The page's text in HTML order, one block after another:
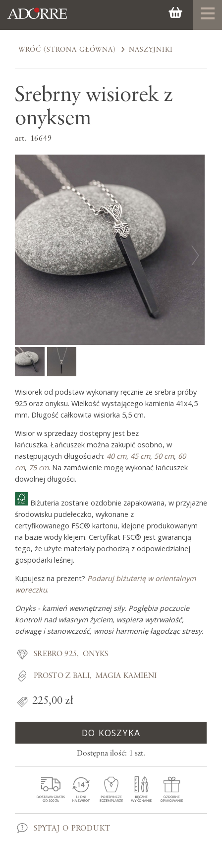
WRÓĆ (STRONA GŁÓWNA) NASZYJNIKI
Srebrny wisiorek z
onyksem
art. 16649
Wisiorek od podstaw wykonany ręcznie ze srebra próby
925 oraz onyksu. Wielkość wystającego kamienia 41x4,5
mm. Długość całkowita wisiorka 5,5 cm.
Wisior w sprzedaży dostępny jest bez
łańcuszka. Łańcuszek można zakupić osobno, w
następujących długościach: 40 cm, 45 cm, 50 cm, 60
cm, 75 cm. Na zamówienie mogę wykonać łańcuszek
dowolnej długości.
Biżuteria zostanie ozdobnie zapakowana, w przyjazne
środowisku pudełeczko, wykonane z
certyfikowanego FSC® kartonu, klejone produkowanym
na bazie wody klejem. Certyfikat FSC® jest gwarancją
tego, że użyte materiały pochodzą z odpowiedzialnej
gospodarki leśnej.
Kupujesz na prezent? Podaruj biżuterię w orientalnym
woreczku.
Onyks - kamień wewnętrznej siły. Pogłębia poczucie
kontroli nad własnym życiem, wspiera wytrwałość,
odwagę i stanowczość, wnosi harmonię łagodząc stresy.
SREBRO 925 ONYKS
PROSTO Z BALI MAGIA KAMIENI
225,00 zł
DO KOSZYKA
Dostępna ilość: 1 szt.
SPYTAJ O PRODUKT